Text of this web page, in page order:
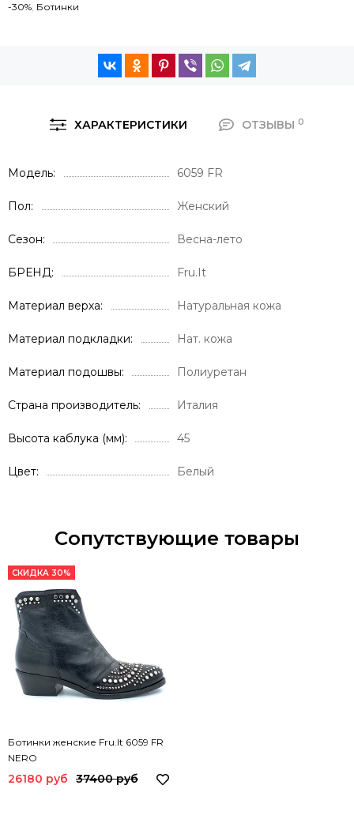
-30%, Ботинки
ХАРАКТЕРИСТИКИ ОТЗЫВЫ 0
Модель 6059 FR
Пол Женский
Сезон Весна-лето
БРЕНД Fru.It
Материал верха Натуральная кожа
Материал подкладки Нат. кожа
Материал подошвы Полиуретан
Страна производитель Италия
Высота каблука (мм) 45
Цвет Белый
Сопутствующие товары
СКИДКА 30%
Ботинки женские Fru.It 6059 FR
NERO
26180 руб 37400 руб